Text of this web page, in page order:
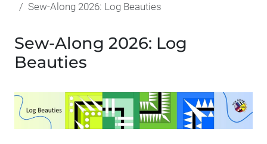
Sew-Along 2026: Log Beauties
Sew-Along 2026: Log
Beauties